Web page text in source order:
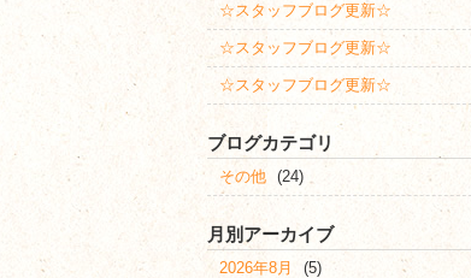
☆スタッフブログ更新☆
☆スタッフブログ更新☆
☆スタッフブログ更新☆
ブログカテゴリ
その他 (24)
月別アーカイブ
2026年8月 (5)